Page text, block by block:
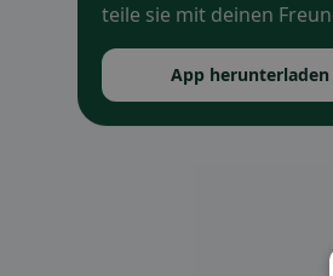
teile sie mit deinen
App herunterladen